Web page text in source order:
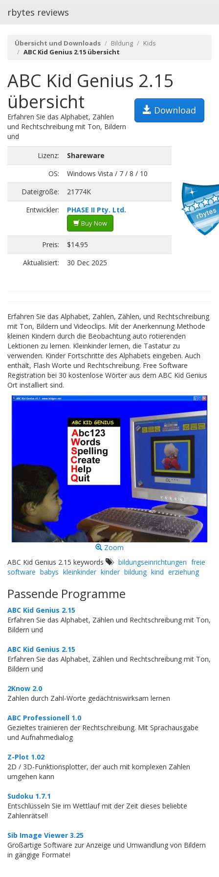
rbytes reviews
Übersicht und Downloads Bildung
Kids
ABC Kid Genius 2.15 übersicht
ABC Kid Genius 2.15
übersicht
Download
Erfahren Sie das Alphabet, Zählen
und Rechtschreibung mit Ton, Bildern
und
Lizenz:
Shareware
OS:
Windows Vista / 7 / 8 / 10
Dateigröße:
21774K
Entwickler:
PHASE II Pty. Ltd.
Buy Now
Preis:
$14.95
Aktualisiert:
30 Dec 2025
Erfahren Sie das Alphabet, Zahlen, Zählen, und Rechtschreibung
mit Ton, Bildern und Videoclips. Mit der Anerkennung Methode
kleinen Kindern durch die Beobachtung auto rotierenden
Lektionen zu lernen. Kleinkinder lernen, die Tastatur zu
verwenden. Kinder Fortschritte des Alphabets eingeben. Auch
enthält, Flash Worte und Rechtschreibung. Free Software
Registration bei 30 kostenlose Wörter aus dem ABC Kid Genius
Ort installiert sind.
Zoom
ABC Kid Genius 2.15 keywords
bildungseinrichtungen freie
software babys kleinkinder kinder bildung kind erziehung
Passende Programme
ABC Kid Genius 2.15
Erfahren Sie das Alphabet, Zählen und Rechtschreibung mit Ton,
Bildern und
ABC Kid Genius 2.15
Erfahren Sie das Alphabet, Zählen und Rechtschreibung mit Ton,
Bildern und
2Know 2.0
Zahlen durch Zahl-Worte gedächtniswirksam lernen
ABC Professionell 1.0
Gezieltes trainieren der Rechtschreibung. Mit Sprachausgabe
und Aufnahmedialog
Z-Plot 1.02
2D / 3D-Funktionsplotter, der auch mit komplexen Zahlen
umgehen kann
Sudoku 1.7.1
Entschlüsseln Sie im Wettlauf mit der Zeit dieses beliebte
Zahlenrätsel!
Sib Image Viewer 3.25
Großartige Software zur Anzeige und Umwandlung von Bildern
in gängige Formate!